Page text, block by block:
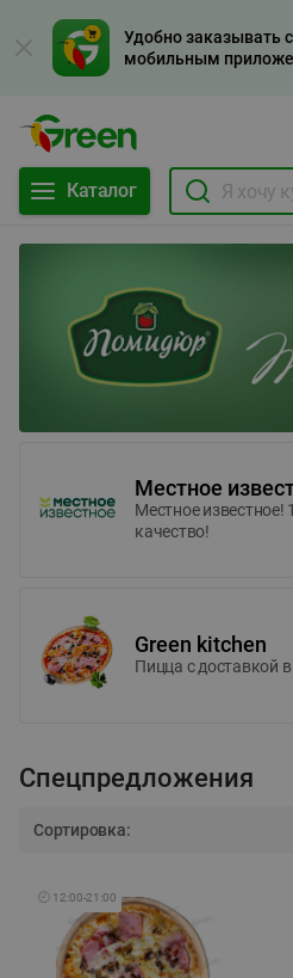
Удобно заказывать
мобильным
Каталог
Местное
Местное известное!
качество!
Green kitchen
Пицца c доставкой в
Спецпредложения
Сортировка:
🕘 12:00-21:00